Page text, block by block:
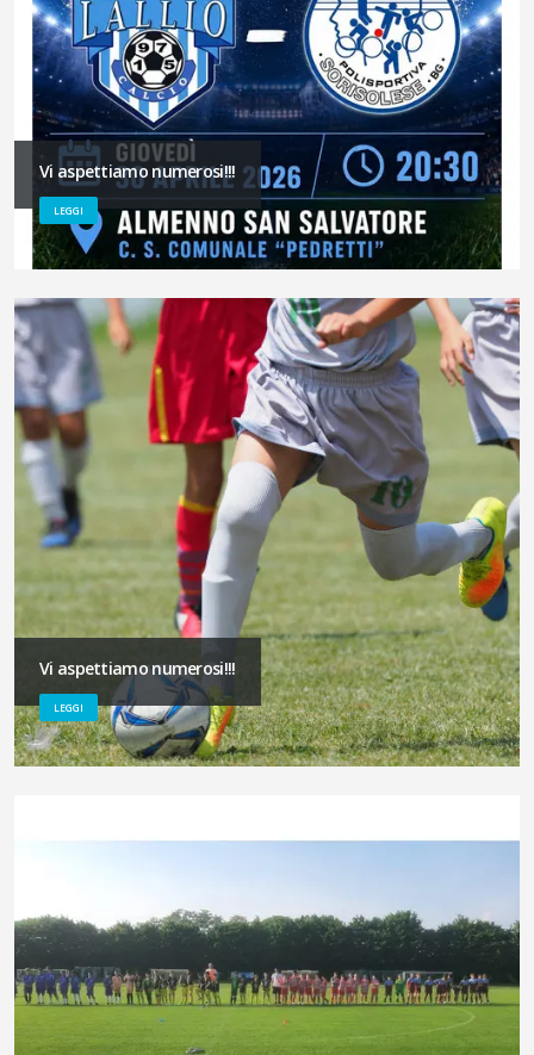
Vi aspettiamo numerosi!!!
LEGGI
Vi aspettiamo numerosi!!!
LEGGI